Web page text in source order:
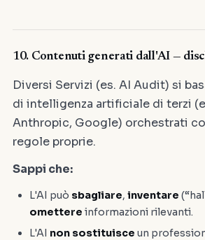
10. Contenuti generati dall'AI —
Diversi Servizi (es. AI Audit) si
di intelligenza artificiale di terzi
Anthropic, Google) orchestrati
regole proprie.
Sappi che:
L'AI può sbagliare, inventare
omettere informazioni rilevanti.
L'AI non sostituisce un